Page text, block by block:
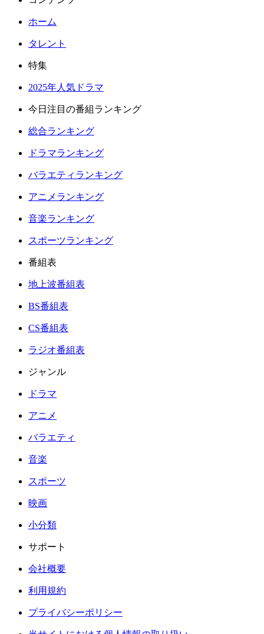
ホーム
タレント
特集
2025年人気ドラマ
今日注目の番組ランキング
総合ランキング
ドラマランキング
バラエティランキング
アニメランキング
音楽ランキング
スポーツランキング
番組表
地上波番組表
BS番組表
CS番組表
ラジオ番組表
ジャンル
ドラマ
アニメ
バラエティ
音楽
スポーツ
映画
小分類
サポート
会社概要
利用規約
プライバシーポリシー